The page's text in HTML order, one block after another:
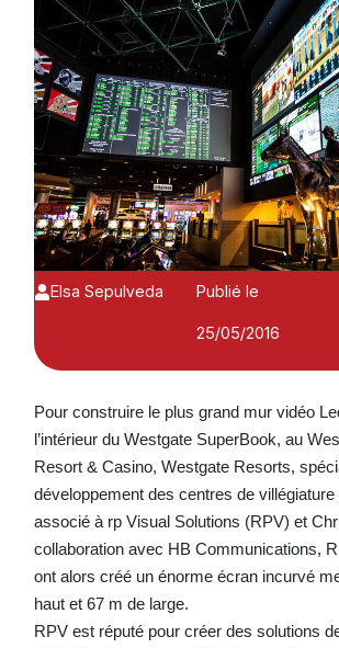
Elsa Sepulveda
Publié le
25/05/2016
Pour construire le plus grand mur vidéo
l’intérieur du Westgate SuperBook, au
Resort & Casino, Westgate Resorts,
développement des centres de villégiature
associé à rp Visual Solutions (RPV) et
collaboration avec HB Communications,
ont alors créé un énorme écran incurvé
haut et 67 m de large.
RPV est réputé pour créer des solutions